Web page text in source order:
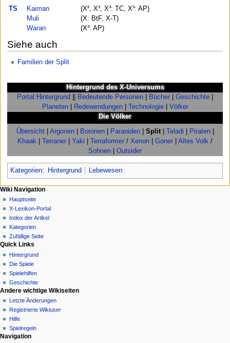
TS
Kaiman
Muli
Waran
(X², X³, X³: TC, X³: AP)
(X: BtF, X-T)
(X³: AP)
Siehe auch
Familien der Split
Hintergrund des X-Universums
Portal:Hintergrund
Bedeutende Personen Bücher Geschichte
Planeten| Redewendungen| Technologie| Völker
Die Völker
Übersicht| Argonen| Boronen| Paraniden| Split| Teladi Piraten|
Khaak
Terraner Yaki Terraformer / Xenon Goner Altes Volk /
Sohnen
Outsider
Kategorien: Hintergrund Lebewesen
N
a
v
g
a
o
n
s
m
e
n
Seitenaktionen
Seite
Diskussion
Lesen
Quelltext
anzeigen
Versionsgeschichte
Meine Werkzeuge
Anmelden
Wiki Navigation
Hauptseite
X-Lexikon-Portal
Index der Artikel
Kategorien
Zufällige Seite
Quick Links
Hintergrund
Die Spiele
Spielehilfen
Geschichte
Andere wichtige Wikiseiten
Letzte Änderungen
Registrierte Wikiuser
Hilfe
Spielregeln
Werkzeuge
Navigation